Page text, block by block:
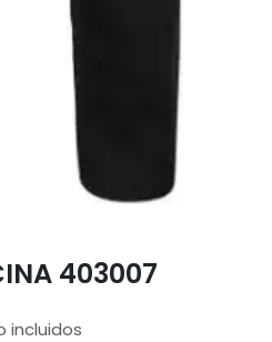
403007
incluidos